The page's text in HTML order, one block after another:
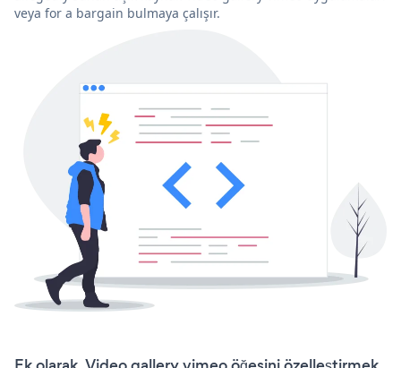
veya for a bargain bulmaya çalışır.